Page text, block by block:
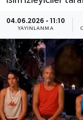
04.06.2026 - 11:10
YAYINLANMA
Resmi Reklam
Röportajlar